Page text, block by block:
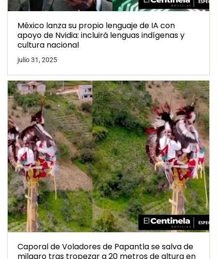
México lanza su propio lenguaje de IA con
apoyo de Nvidia: incluirá lenguas indígenas y
cultura nacional
julio 31, 2025
Caporal de Voladores de Papantla se salva de
milagro tras tropezar a 20 metros de altura en